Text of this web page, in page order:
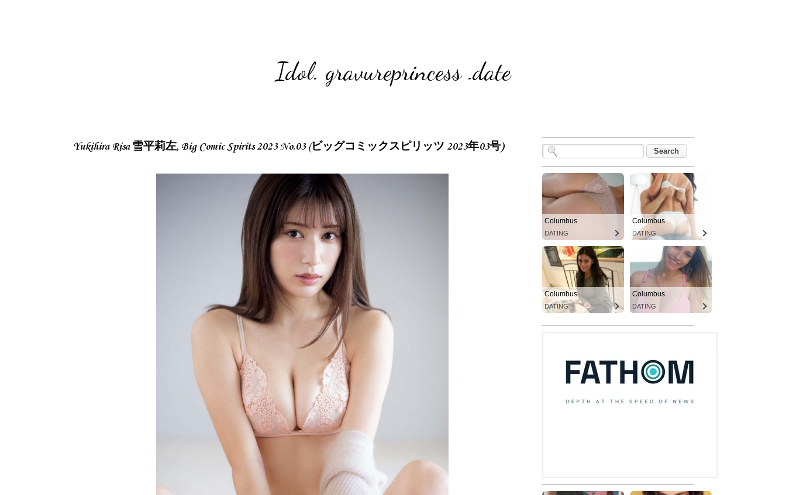
Idol. gravureprincess .date
Yukihira Risa 雪平莉左, Big Comic Spirits 2023 No.03 (ビッグコミックスピリッツ 2023年03号)
Columbus
DATING
Columbus
DATING
Columbus
DATING
Columbus
DATING